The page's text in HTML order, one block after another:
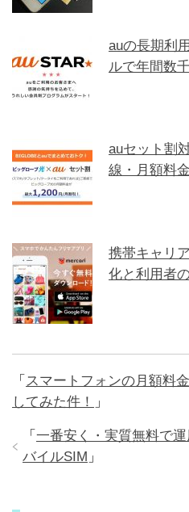
auの長期利
ルで年間数
auセット割
線・月額料
携帯キャリ
化と利用者
「 スマートフォンの月額料
してみた件！
」
「 一番安く・実質無料で
バイルSIM 」